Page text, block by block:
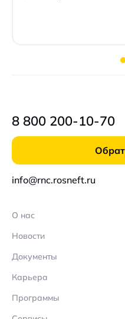
8 800 200-10-70
info@rnc.rosneft.ru
О нас
Новости
Документы
Карьера
Программы